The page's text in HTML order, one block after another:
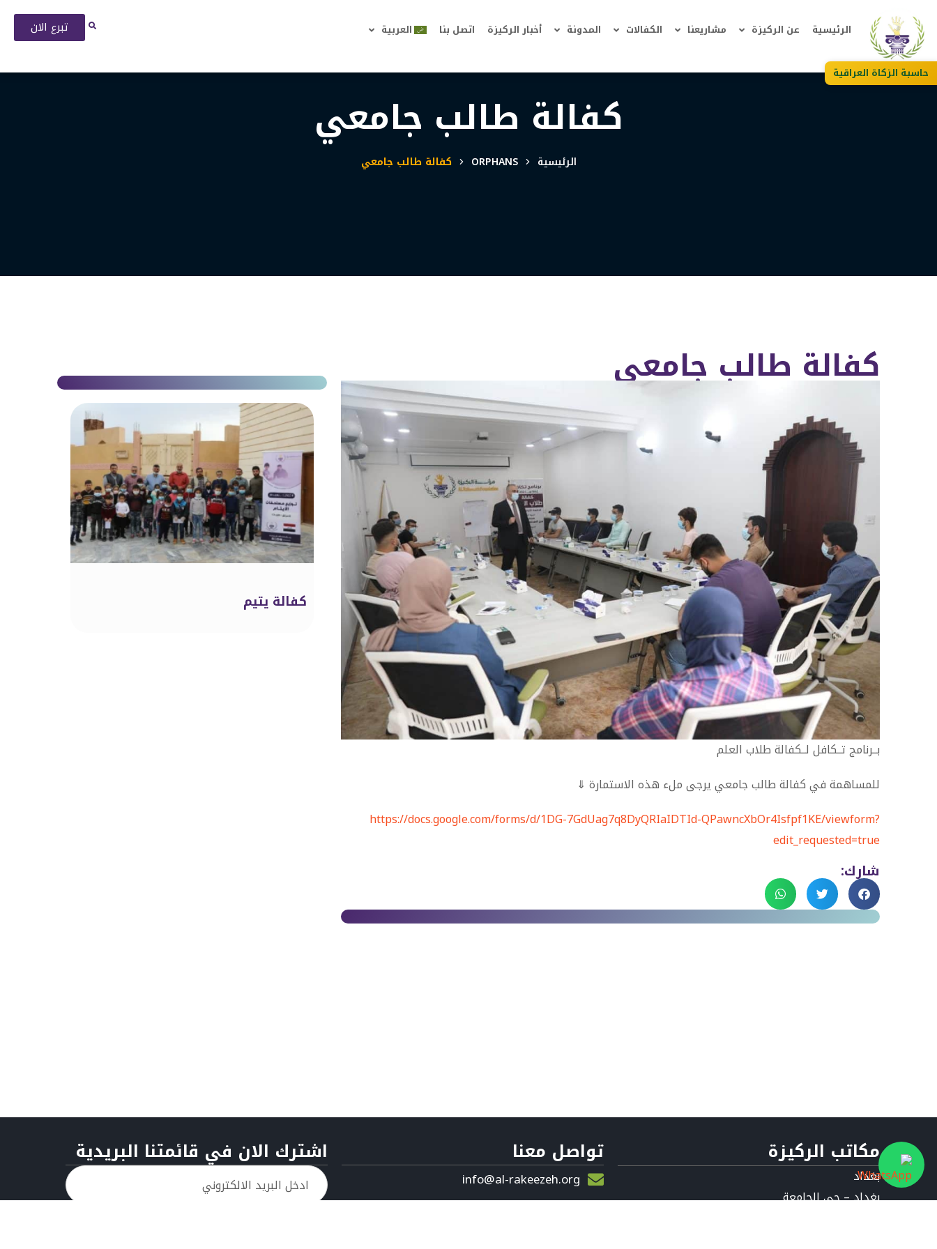
الرئيسية عن الركيزة مشاريعنا الكفالات المدونة أخبار الركيزة اتصل بنا العربية تبرع الان
كفالة طالب جامعي
الرئيسية ORPHANS كفالة طالب جامعي
كفالة طالب جامعي
بــرنامج تــكافل لــكفالة طلاب العلم
للمساهمة في كفالة طالب جامعي يرجى ملء هذه الاستمارة ⇓
https://docs.google.com/forms/d/1DG-7GdUag7q8DyQRIaIDTId-QPawncXbOr4Isfpf1KE/viewform?
edit_requested=true
شارك:
كفالة يتيم
مكاتب الركيزة
بغداد
بغداد – حي الجامعة
تواصل معنا
info@al-rakeezeh.org
اشترك الان في قائمتنا البريدية
حاسبة الزكاة العراقية